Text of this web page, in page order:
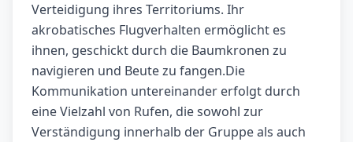
Verteidigung ihres Territoriums. Ihr
akrobatisches Flugverhalten ermöglicht es
ihnen, geschickt durch die Baumkronen zu
navigieren und Beute zu fangen.Die
Kommunikation untereinander erfolgt durch
eine Vielzahl von Rufen, die sowohl zur
Verständigung innerhalb der Gruppe als auch